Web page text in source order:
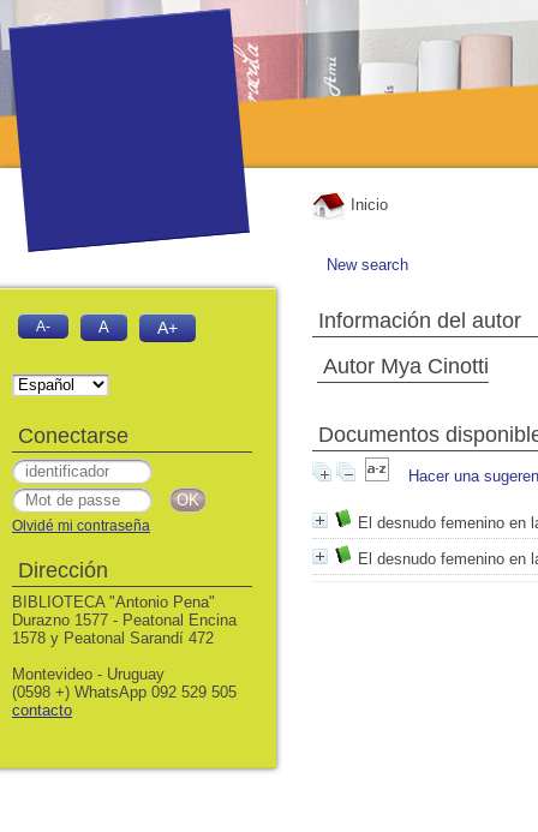
Inicio
New search
Información del autor
Autor Mya Cinotti
Documentos
Hacer una
El desnudo femenino en
El desnudo femenino en
A- A A+
Conectarse
Olvidé mi contraseña
Dirección
BIBLIOTECA "Antonio Pena"
Durazno 1577 - Peatonal Encina
1578 y Peatonal Sarandí 472
Montevideo - Uruguay
(0598 +) WhatsApp 092 529 505
contacto